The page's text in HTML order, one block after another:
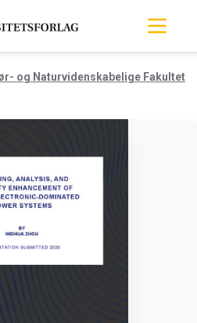
og Naturvidenskabelige Fakultet